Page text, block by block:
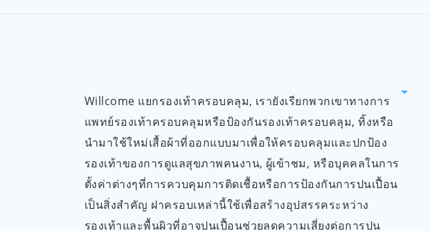
Willcome แยกรองเท้าครอบคลุม, เรายังเรียกพวกเขาทางการ
แพทย์รองเท้าครอบคลุมหรือป้องกันรองเท้าครอบคลุม, ทิ้งหรือ
นำมาใช้ใหม่เสื้อผ้าที่ออกแบบมาเพื่อให้ครอบคลุมและปกป้อง
รองเท้าของการดูแลสุขภาพคนงาน, ผู้เข้าชม, หรือบุคคลในการ
ตั้งค่าต่างๆที่การควบคุมการติดเชื้อหรือการป้องกันการปนเปื้อน
เป็นสิ่งสำคัญ ฝาครอบเหล่านี้ใช้เพื่อสร้างอุปสรรคระหว่าง
รองเท้าและพื้นผิวที่อาจปนเปื้อนช่วยลดความเสี่ยงต่อการปน